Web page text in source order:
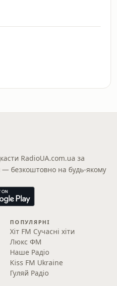
RadioUA.com.ua за
безкоштовно на будь-якому
ПОПУЛЯРНІ
Хіт FM Сучасні хіти
Люкс ФМ
Наше Радіо
Kiss FM Ukraine
Гуляй Радіо